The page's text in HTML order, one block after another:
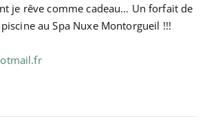
je rêve comme cadeau… Un forfait de
au Spa Nuxe Montorgueil !!!